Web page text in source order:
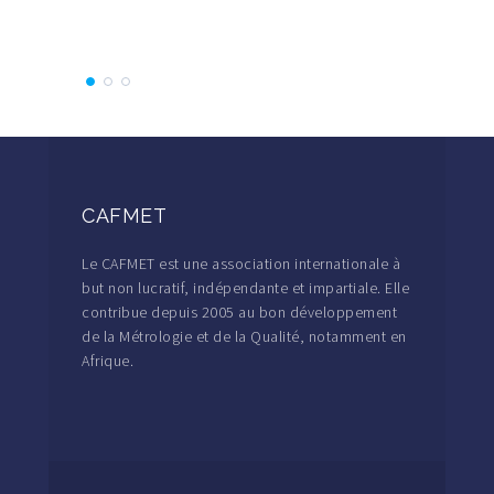
CAFMET
Le CAFMET est une association internationale à
but non lucratif, indépendante et impartiale. Elle
contribue depuis 2005 au bon développement
de la Métrologie et de la Qualité, notamment en
Afrique.